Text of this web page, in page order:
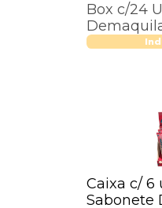
Box c/24
60ml -
Caixa c/ 6
Sabonete